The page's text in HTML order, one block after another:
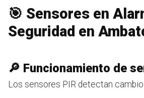
🎯 Sensores en
Seguridad en
🔎 Funcionamiento de
Los sensores PIR detectan